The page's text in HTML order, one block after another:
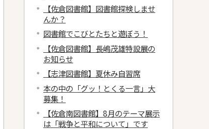
【佐倉図書館】図書館探検しませ
んか？
図書館でこびとたちと遊ぼう！
【佐倉図書館】長嶋茂雄特設展の
お知らせ
【志津図書館】夏休み自習席
本の中の「グッ！とくる一言」大
募集！
【佐倉南図書館】8月のテーマ展示
は「戦争と平和について」です